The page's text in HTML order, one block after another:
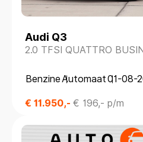
Audi Q3
2.0 TFSI QUATTRO
BenzineAutomaat01-08-
€ 11.950,- € 196,- p/m